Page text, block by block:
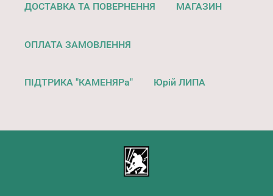
ДОСТАВКА ТА ПОВЕРНЕННЯ МАГАЗИН
ОПЛАТА ЗАМОВЛЕННЯ
ПІДТРИКА "КАМЕНЯРа" Юрій ЛИПА